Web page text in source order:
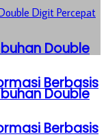
Double
Berbasis
Double
Berbasis